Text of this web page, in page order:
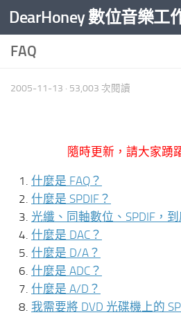
Skip to content
DearHoney 數位音樂工
FAQ
2005-11-13 · 53,003 次閱讀
隨時更新，請大家踴
什麼是 FAQ？
什麼是 SPDIF？
光纖、同軸數位、SPDIF，
什麼是 DAC？
什麼是 D/A？
什麼是 ADC？
什麼是 A/D？
我需要將 DVD 光碟機上的